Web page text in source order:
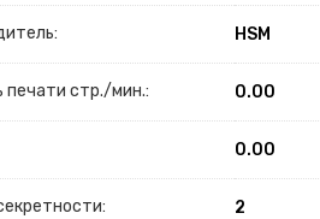
HSM
печати стр./мин.: 0.00
0.00
2